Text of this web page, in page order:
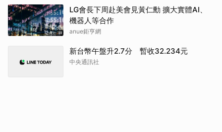
LG會長下周赴美會見黃仁勳 擴大實體AI、
機器人等合作
anue鉅亨網
新台幣午盤升2.7分 暫收32.234元
中央通訊社